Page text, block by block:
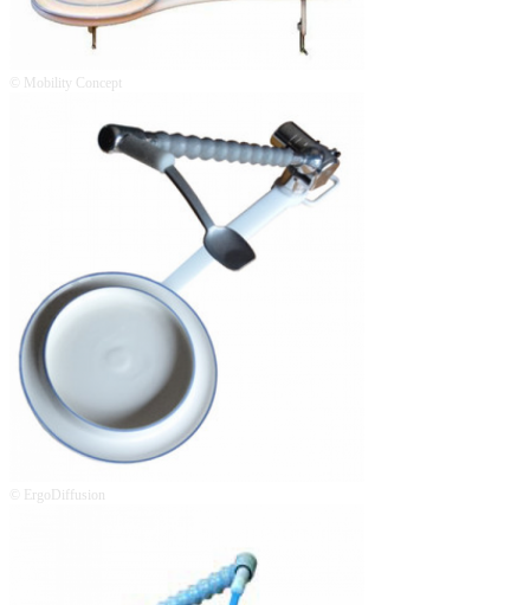
© Mobility Concept
© ErgoDiffusion